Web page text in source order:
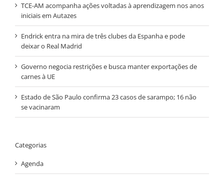
TCE-AM acompanha ações voltadas à aprendizagem nos anos
iniciais em Autazes
Endrick entra na mira de três clubes da Espanha e pode
deixar o Real Madrid
Governo negocia restrições e busca manter exportações de
carnes à UE
Estado de São Paulo confirma 23 casos de sarampo; 16 não
se vacinaram
Categorias
Agenda